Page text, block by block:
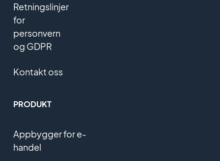
Retningslinjer
for
personvern
og GDPR
Kontakt oss
PRODUKT
Appbygger for e-
handel